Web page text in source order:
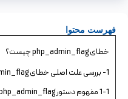
فهرست محتوا
خطای php_admin_flag چیست؟
1- بررسی علت اصلی خطای php_admin_flag
1-1 مفهوم دستور php_admin_flag